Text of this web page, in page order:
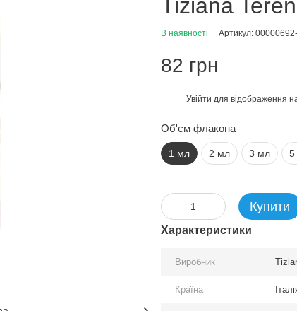
Tiziana
В наявності Артикул:
82 грн
Увійти для відображення
Об'єм флакона
1 мл 2 мл 3 мл 5
Купити
Характеристики
Виробник
Країна